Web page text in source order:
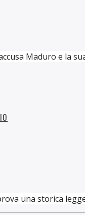
Maduro e la
una storica